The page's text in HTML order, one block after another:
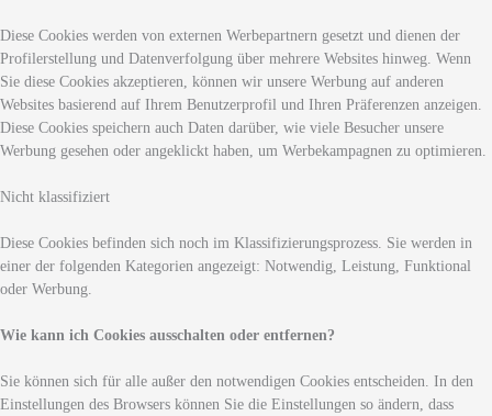
Diese Cookies werden von externen Werbepartnern gesetzt und dienen der
Profilerstellung und Datenverfolgung über mehrere Websites hinweg. Wenn
Sie diese Cookies akzeptieren, können wir unsere Werbung auf anderen
Websites basierend auf Ihrem Benutzerprofil und Ihren Präferenzen anzeigen.
Diese Cookies speichern auch Daten darüber, wie viele Besucher unsere
Werbung gesehen oder angeklickt haben, um Werbekampagnen zu optimieren.
Nicht klassifiziert
Diese Cookies befinden sich noch im Klassifizierungsprozess. Sie werden in
einer der folgenden Kategorien angezeigt: Notwendig, Leistung, Funktional
oder Werbung.
Wie kann ich Cookies ausschalten oder entfernen?
Sie können sich für alle außer den notwendigen Cookies entscheiden. In den
Einstellungen des Browsers können Sie die Einstellungen so ändern, dass